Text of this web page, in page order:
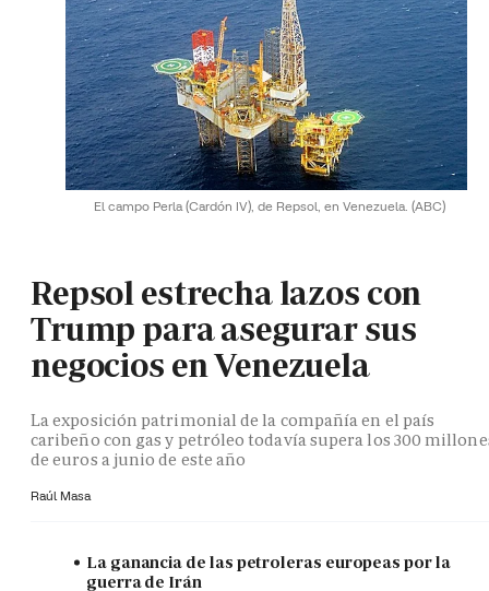
El campo Perla (Cardón IV), de Repsol, en Venezuela. (ABC)
Repsol estrecha lazos con
Trump para asegurar sus
negocios en Venezuela
La exposición patrimonial de la compañía en el país
caribeño con gas y petróleo todavía supera los 300
de euros a junio de este año
Raúl Masa
La ganancia de las petroleras europeas por la
guerra de Irán